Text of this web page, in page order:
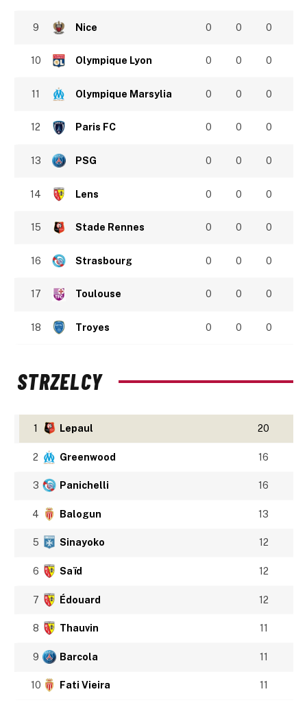
9 Nice 0 0 0
10 Olympique Lyon 0 0 0
11 Olympique Marsylia 0 0 0
12 Paris FC 0 0 0
13 PSG 0 0 0
14 Lens 0 0 0
15 Stade Rennes 0 0 0
16 Strasbourg 0 0 0
17 Toulouse 0 0 0
18 Troyes 0 0 0
STRZELCY
1 Lepaul 20
2 Greenwood 16
3 Panichelli 16
4 Balogun 13
5 Sinayoko 12
6 Saïd 12
7 Édouard 12
8 Thauvin 11
9 Barcola 11
10 Fati Vieira 11